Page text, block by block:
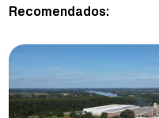
Recomendados: